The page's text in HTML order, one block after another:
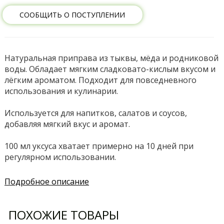
СООБЩИТЬ О ПОСТУПЛЕНИИ
Натуральная приправа из тыквы, мёда и родниковой
воды. Обладает мягким сладковато-кислым вкусом и
лёгким ароматом. Подходит для повседневного
использования и кулинарии.
Используется для напитков, салатов и соусов,
добавляя мягкий вкус и аромат.
100 мл уксуса хватает примерно на 10 дней при
регулярном использовании.
Подробное описание
ПОХОЖИЕ ТОВАРЫ